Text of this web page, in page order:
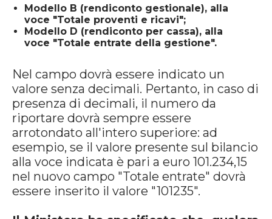
Modello B (rendiconto gestionale), alla
voce "Totale proventi e ricavi";
Modello D (rendiconto per cassa), alla
voce "Totale entrate della gestione".
Nel campo dovrà essere indicato un
valore senza decimali. Pertanto, in caso di
presenza di decimali, il numero da
riportare dovrà sempre essere
arrotondato all'intero superiore: ad
esempio, se il valore presente sul bilancio
alla voce indicata è pari a euro 101.234,15
nel nuovo campo "Totale entrate" dovrà
essere inserito il valore "101235".